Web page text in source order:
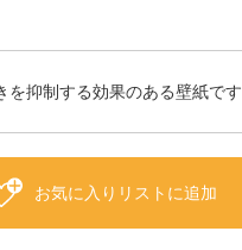
を抑制する効果のある壁紙です
お気に入りリストに追加